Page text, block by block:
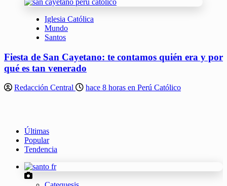
Iglesia Católica
Mundo
Santos
Fiesta de San Cayetano: te contamos quién era y por
qué es tan venerado
Redacción Central hace 8 horas en Perú Católico
Últimas
Popular
Tendencia